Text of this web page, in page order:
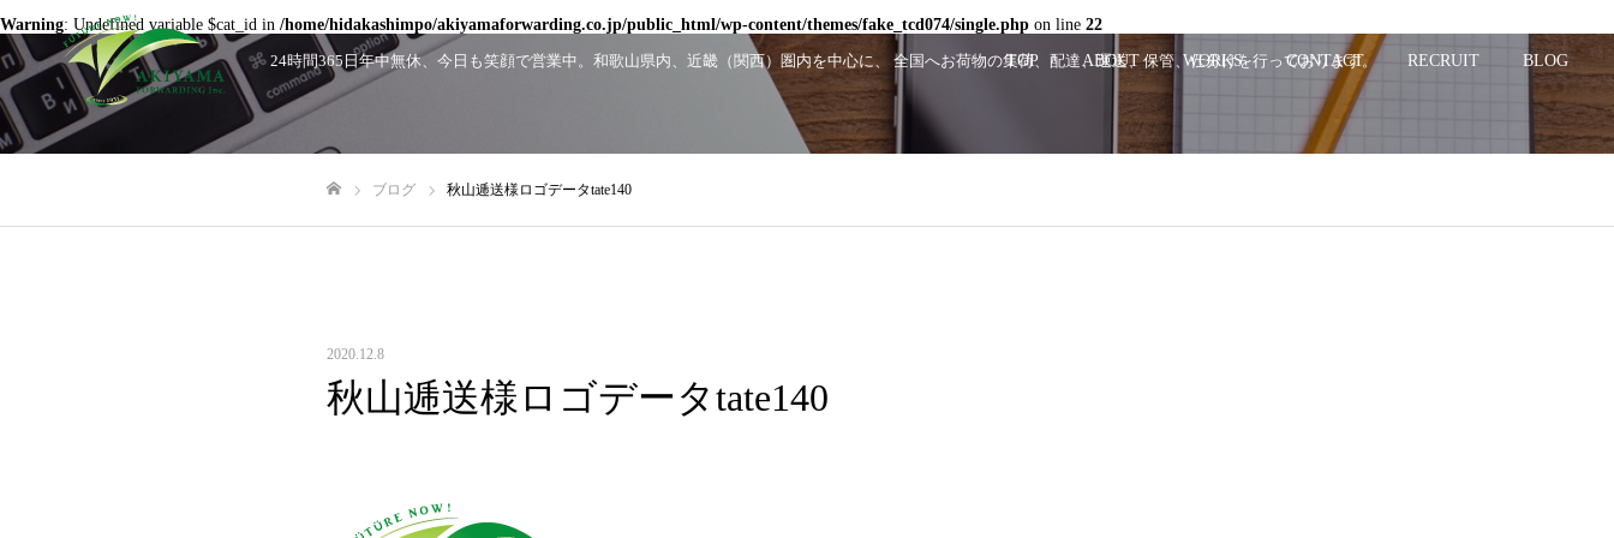
24時間365日年中無休、今日も笑顔で営業中。和歌山県内、近畿（関西）圏内を中心に、 全国へお荷物の集荷、配達、運送、保管、仕分けを行っております。
TOP ABOUT WORKS CONTACT RECRUIT BLOG
Warning: Undefined variable $cat_id in /home/hidakashimpo/akiyamaforwarding.co.jp/public_html/wp-content/themes/fake_tcd074/single.php on line 22
ブログ 秋山逓送様ロゴデータtate140
2020.12.8
秋山逓送様ロゴデータtate140